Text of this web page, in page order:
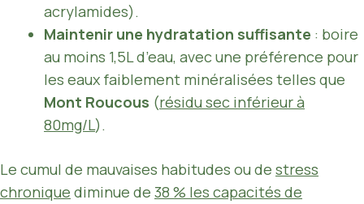
acrylamides).
Maintenir une hydratation suffisante : boire
au moins 1,5L d’eau, avec une préférence pour
les eaux faiblement minéralisées telles que
Mont Roucous (résidu sec inférieur à
80mg/L).
Le cumul de mauvaises habitudes ou de stress
chronique diminue de 38 % les capacités de